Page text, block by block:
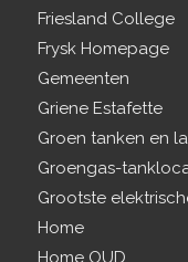
Friesland College
Frysk Homepage
Gemeenten
Griene Estafette
Groen tanken en
Groengas-
Grootste
Home
Home OUD